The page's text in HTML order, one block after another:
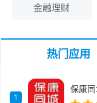
金融理财
热门应用
1
保康